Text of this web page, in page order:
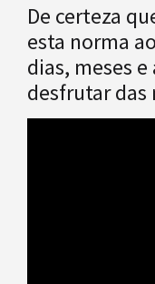
De certeza
esta norma
dias, meses
desfrutar das